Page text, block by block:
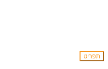
תפריט